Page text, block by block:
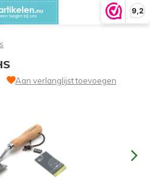
9,2
Aan verlanglijst toevoegen